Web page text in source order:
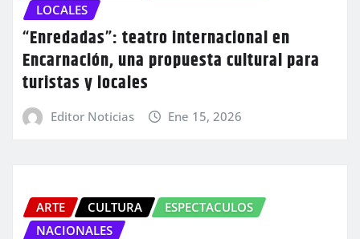
LOCALES
“Enredadas”: teatro internacional en
Encarnación, una propuesta cultural para
turistas y locales
Editor Noticias Ene 15, 2026
ARTE CULTURA
ESPECTACULOS
NACIONALES